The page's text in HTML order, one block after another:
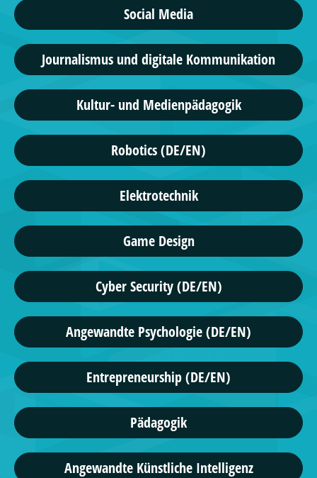
Social Media
Journalismus und digitale Kommunikation
Kultur- und Medienpädagogik
Robotics (DE/EN)
Elektrotechnik
Game Design
Cyber Security (DE/EN)
Angewandte Psychologie (DE/EN)
Entrepreneurship (DE/EN)
Pädagogik
Angewandte Künstliche Intelligenz